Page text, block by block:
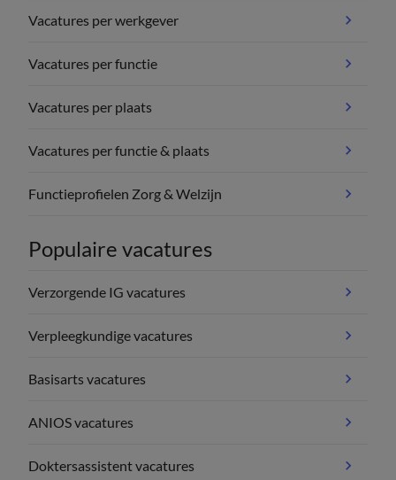
Vacatures per werkgever
Vacatures per functie
Vacatures per plaats
Vacatures per functie & plaats
Functieprofielen Zorg & Welzijn
Populaire vacatures
Verzorgende IG vacatures
Verpleegkundige vacatures
Basisarts vacatures
ANIOS vacatures
Doktersassistent vacatures